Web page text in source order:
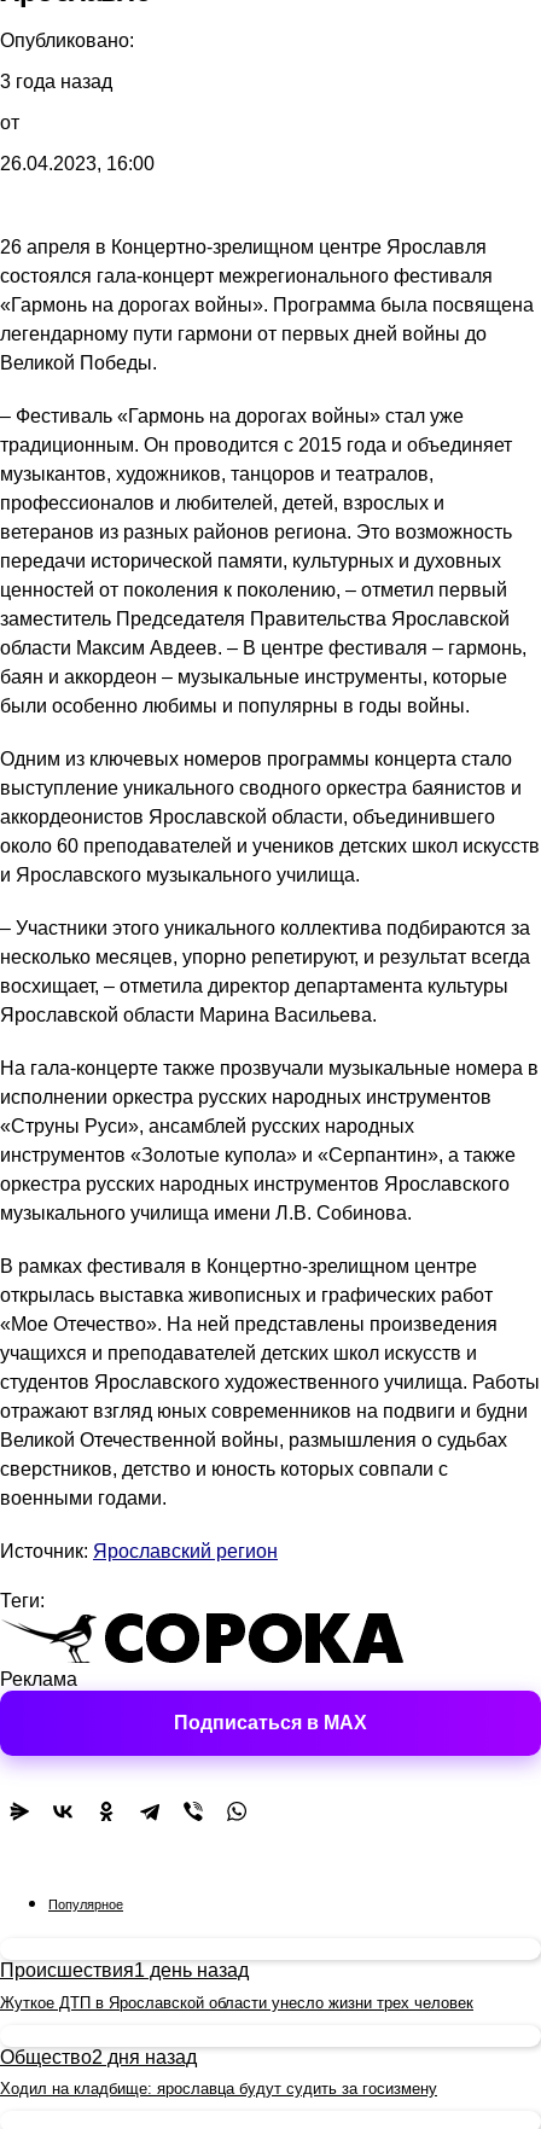
Опубликовано:
3 года назад
от
26.04.2023, 16:00
26 апреля в Концертно-зрелищном центре Ярославля
состоялся гала-концерт межрегионального фестиваля
«Гармонь на дорогах войны». Программа была посвящена
легендарному пути гармони от первых дней войны до
Великой Победы.
– Фестиваль «Гармонь на дорогах войны» стал уже
традиционным. Он проводится с 2015 года и объединяет
музыкантов, художников, танцоров и театралов,
профессионалов и любителей, детей, взрослых и
ветеранов из разных районов региона. Это возможность
передачи исторической памяти, культурных и духовных
ценностей от поколения к поколению, – отметил первый
заместитель Председателя Правительства Ярославской
области Максим Авдеев. – В центре фестиваля – гармонь,
баян и аккордеон – музыкальные инструменты, которые
были особенно любимы и популярны в годы войны.
Одним из ключевых номеров программы концерта стало
выступление уникального сводного оркестра баянистов и
аккордеонистов Ярославской области, объединившего
около 60 преподавателей и учеников детских школ искусств
и Ярославского музыкального училища.
– Участники этого уникального коллектива подбираются за
несколько месяцев, упорно репетируют, и результат всегда
восхищает, – отметила директор департамента культуры
Ярославской области Марина Васильева.
На гала-концерте также прозвучали музыкальные номера в
исполнении оркестра русских народных инструментов
«Струны Руси», ансамблей русских народных
инструментов «Золотые купола» и «Серпантин», а также
оркестра русских народных инструментов Ярославского
музыкального училища имени Л.В. Собинова.
В рамках фестиваля в Концертно-зрелищном центре
открылась выставка живописных и графических работ
«Мое Отечество». На ней представлены произведения
учащихся и преподавателей детских школ искусств и
студентов Ярославского художественного училища. Работы
отражают взгляд юных современников на подвиги и будни
Великой Отечественной войны, размышления о судьбах
сверстников, детство и юность которых совпали с
военными годами.
Источник: Ярославский регион
Теги:
Реклама
Подписаться в MAX
Популярное
Происшествия1 день назад
Жуткое ДТП в Ярославской области унесло жизни трех человек
Общество2 дня назад
Ходил на кладбище: ярославца будут судить за госизмену